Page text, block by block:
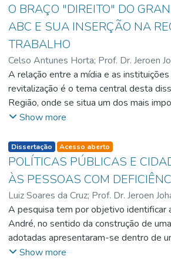
particularmente.
O BRAÇO "DIREITO" DO
ABC E SUA INSERÇÃO NA
TRABALHO
Celso Antunes Horta; Prof. Dr. Jeroen
A relação entre a mídia e as
revitalização é o tema central desta
Região, onde se situa um dos mais
reconhecidas por seu peso econômico,
hegemonia e a contra-hegemonia, e do
momento concreto em que estes três
2001 e o modo como ele foi
aspectos subjetivos que envolvem a
partir de uma visão de
interesses e contradições que se
central na sociedade contemporânea.
Show more
listelement.badge.dso-type
Dissertação Acesso aberto
POLÍTICAS PÚBLICAS E
ÀS PESSOAS COM
Luiz Soares da Cruz; Prof. Dr. Jeroen
A pesquisa tem por objetivo identificar
André, no sentido da construção de
adotadas apresentaram-se dentro de
cidadania. A construção das políticas,
Show more